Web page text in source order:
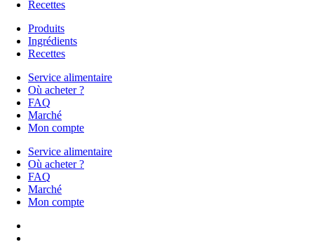
Recettes
Produits
Ingrédients
Recettes
Service alimentaire
Où acheter ?
FAQ
Marché
Mon compte
Service alimentaire
Où acheter ?
FAQ
Marché
Mon compte